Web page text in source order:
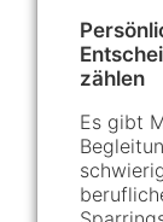
zählen
Es gibt